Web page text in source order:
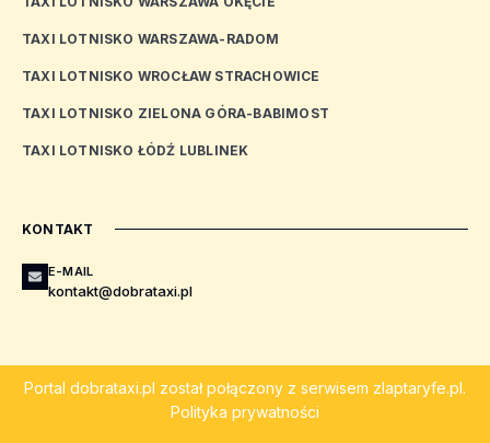
TAXI LOTNISKO WARSZAWA-RADOM
TAXI LOTNISKO WROCŁAW STRACHOWICE
TAXI LOTNISKO ZIELONA GÓRA-BABIMOST
TAXI LOTNISKO ŁÓDŹ LUBLINEK
KONTAKT
E-MAIL
kontakt@dobrataxi.pl
Portal dobrataxi.pl został połączony z serwisem zlaptaryfe.pl.
Polityka prywatności